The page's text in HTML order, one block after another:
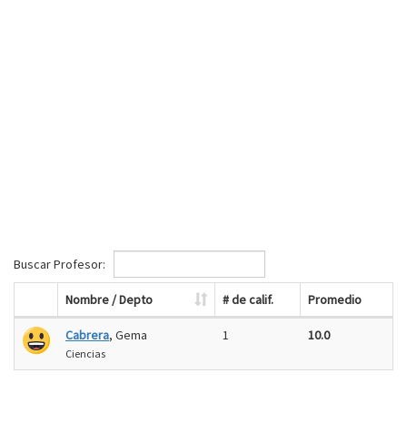
Buscar Profesor:
Nombre / Depto # de calif. Promedio
Cabrera, Gema
Ciencias
1 10.0